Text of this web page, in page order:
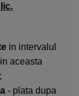
in intervalul
aceasta
;
- plata dupa